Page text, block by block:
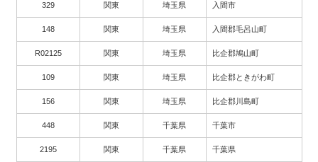
329 関東 埼玉県 入間市
148 関東 埼玉県 入間郡毛呂山町
R02125 関東 埼玉県 比企郡鳩山町
109 関東 埼玉県 比企郡ときがわ町
156 関東 埼玉県 比企郡川島町
448 関東 千葉県 千葉市
2195 関東 千葉県 千葉県